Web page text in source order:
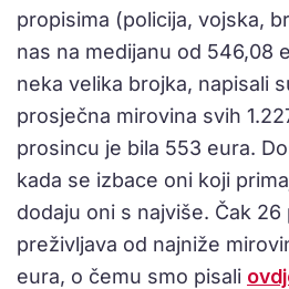
propisima (policija, vojska,
nas na medijanu od 546,08
neka velika brojka, napisali
prosječna mirovina svih
prosincu je bila 553 eura.
kada se izbace oni koji
dodaju oni s najviše. Čak
preživljava od najniže
eura, o čemu smo pisali